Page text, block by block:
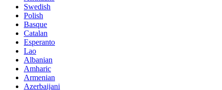
Swedish
Polish
Basque
Catalan
Esperanto
Lao
Albanian
Amharic
Armenian
Azerbaijani